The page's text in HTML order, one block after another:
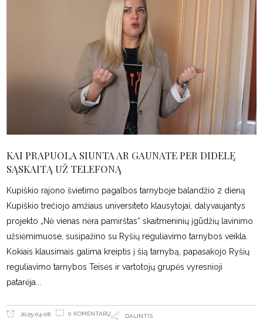
KAI PRAPUOLA SIUNTA AR GAUNATE PER DIDELĘ
SĄSKAITĄ UŽ TELEFONĄ
Kupiškio rajono švietimo pagalbos tarnyboje balandžio 2 dieną
Kupiškio trečiojo amžiaus universiteto klausytojai, dalyvaujantys
projekto „Nė vienas nėra pamirštas“ skaitmeninių įgūdžių lavinimo
užsiėmimuose, susipažino su Ryšių reguliavimo tarnybos veikla.
Kokiais klausimais galima kreiptis į šią tarnybą, papasakojo Ryšių
reguliavimo tarnybos Teisės ir vartotojų grupės vyresnioji
patarėja
2025-04-08 0 KOMENTARŲ DALINTIS